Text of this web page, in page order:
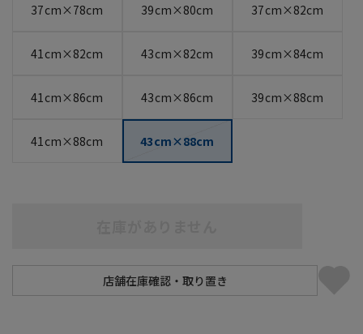
37cm×78cm 39cm×80cm 37cm×82cm
41cm×82cm 43cm×82cm 39cm×84cm
41cm×86cm 43cm×86cm 39cm×88cm
41cm×88cm 43cm×88cm